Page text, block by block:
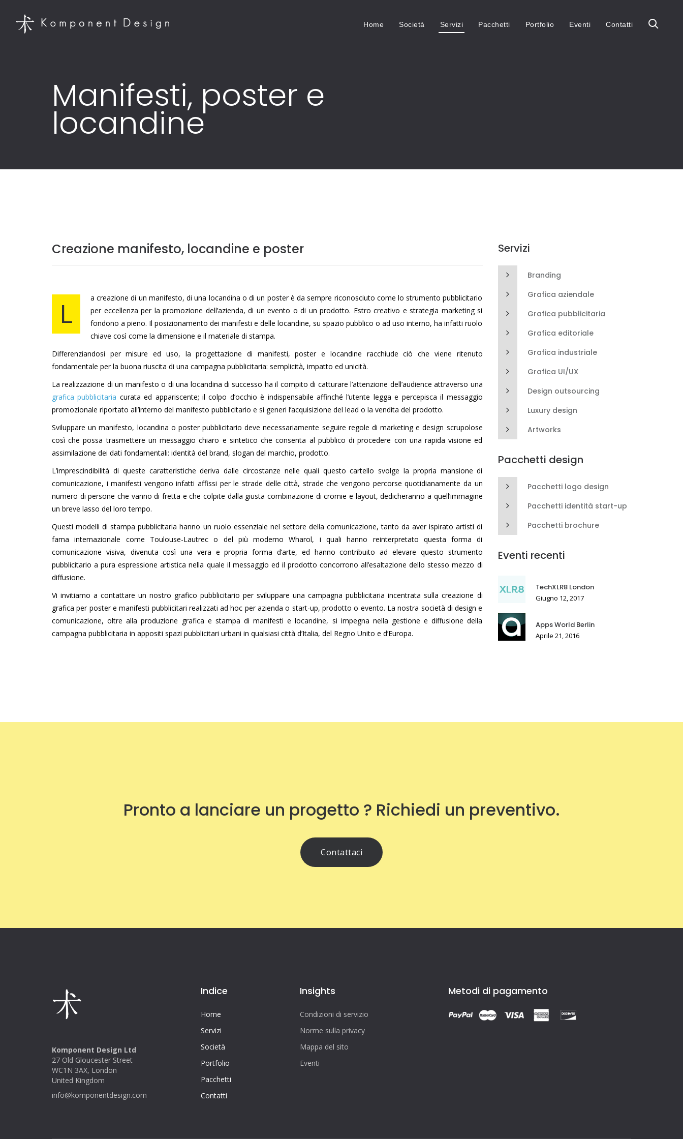
Home Società Servizi Pacchetti Portfolio Eventi Contatti
Manifesti, poster e
locandine
Creazione manifesto, locandine e poster
L
a creazione di un manifesto, di una locandina o di un poster è da sempre riconosciuto come lo strumento pubblicitario
per eccellenza per la promozione dell’azienda, di un evento o di un prodotto. Estro creativo e strategia marketing si
fondono a pieno. Il posizionamento dei manifesti e delle locandine, su spazio pubblico o ad uso interno, ha infatti ruolo
chiave così come la dimensione e il materiale di stampa.
Differenziandosi per misure ed uso, la progettazione di manifesti, poster e locandine racchiude ciò che viene ritenuto
fondamentale per la buona riuscita di una campagna pubblicitaria: semplicità, impatto ed unicità.
La realizzazione di un manifesto o di una locandina di successo ha il compito di catturare l’attenzione dell’audience attraverso una
grafica pubblicitaria curata ed appariscente; il colpo d’occhio è indispensabile affinché l’utente legga e percepisca il messaggio
promozionale riportato all’interno del manifesto pubblicitario e si generi l’acquisizione del lead o la vendita del prodotto.
Sviluppare un manifesto, locandina o poster pubblicitario deve necessariamente seguire regole di marketing e design scrupolose
così che possa trasmettere un messaggio chiaro e sintetico che consenta al pubblico di procedere con una rapida visione ed
assimilazione dei dati fondamentali: identità del brand, slogan del marchio, prodotto.
L’imprescindibilità di queste caratteristiche deriva dalle circostanze nelle quali questo cartello svolge la propria mansione di
comunicazione, i manifesti vengono infatti affissi per le strade delle città, strade che vengono percorse quotidianamente da un
numero di persone che vanno di fretta e che colpite dalla giusta combinazione di cromie e layout, dedicheranno a quell’immagine
un breve lasso del loro tempo.
Questi modelli di stampa pubblicitaria hanno un ruolo essenziale nel settore della comunicazione, tanto da aver ispirato artisti di
fama internazionale come Toulouse-Lautrec o del più moderno Wharol, i quali hanno reinterpretato questa forma di
comunicazione visiva, divenuta così una vera e propria forma d’arte, ed hanno contribuito ad elevare questo strumento
pubblicitario a pura espressione artistica nella quale il messaggio ed il prodotto concorrono all’esaltazione dello stesso mezzo di
diffusione.
Vi invitiamo a contattare un nostro grafico pubblicitario per sviluppare una campagna pubblicitaria incentrata sulla creazione di
grafica per poster e manifesti pubblicitari realizzati ad hoc per azienda o start-up, prodotto o evento. La nostra società di design e
comunicazione, oltre alla produzione grafica e stampa di manifesti e locandine, si impegna nella gestione e diffusione della
campagna pubblicitaria in appositi spazi pubblicitari urbani in qualsiasi città d’Italia, del Regno Unito e d’Europa.
Servizi
Branding
Grafica aziendale
Grafica pubblicitaria
Grafica editoriale
Grafica industriale
Grafica UI/UX
Design outsourcing
Luxury design
Artworks
Pacchetti design
Pacchetti logo design
Pacchetti identità start-up
Pacchetti brochure
Eventi recenti
TechXLR8 London
Giugno 12, 2017
Apps World Berlin
Aprile 21, 2016
Pronto a lanciare un progetto ? Richiedi un preventivo.
Contattaci
Komponent Design Ltd
27 Old Gloucester Street
WC1N 3AX, London
United Kingdom
info@komponentdesign.com
Indice
Home
Servizi
Società
Portfolio
Pacchetti
Contatti
Insights
Condizioni di servizio
Norme sulla privacy
Mappa del sito
Eventi
Metodi di pagamento